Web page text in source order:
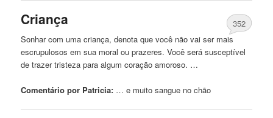
Criança
352
Sonhar com uma criança, denota que você não vai ser mais
escrupulosos em sua moral ou prazeres. Você será susceptível
de trazer tristeza para algum coração amoroso. …
Comentário por Patricia: … e muito sangue no chão